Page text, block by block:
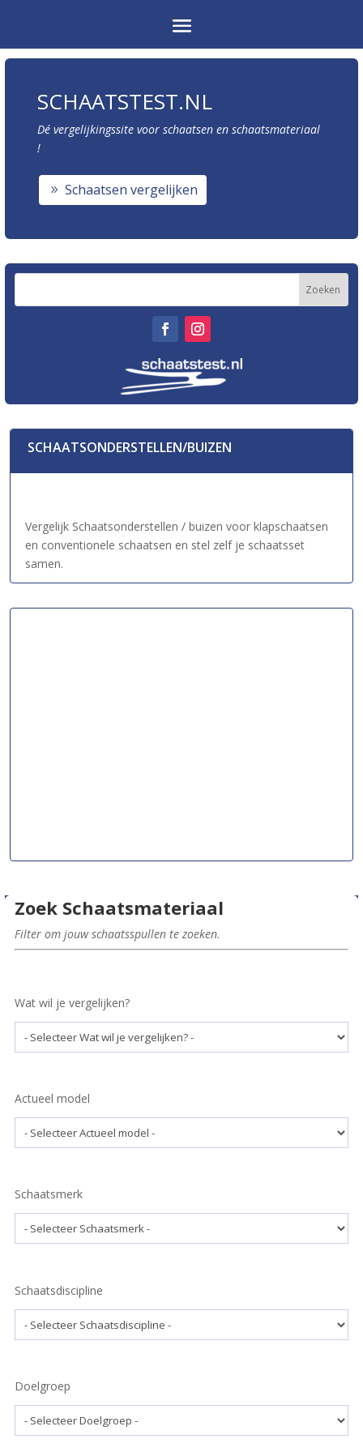
SCHAATSTEST.NL
Dé vergelijkingssite voor schaatsen en schaatsmateriaal
!
Schaatsen vergelijken
SCHAATSONDERSTELLEN/BUIZEN
Vergelijk Schaatsonderstellen / buizen voor klapschaatsen
en conventionele schaatsen en stel zelf je schaatsset
samen.
Zoek Schaatsmateriaal
Filter om jouw schaatsspullen te zoeken.
Wat wil je vergelijken?
Actueel model
Schaatsmerk
Schaatsdiscipline
Doelgroep